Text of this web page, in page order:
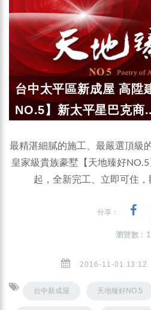
台中太平區新成屋 高陞
NO.5】新太平星巴克商
最精湛細膩的施工、最嚴選頂級
皇家級貴族豪墅【天地臻好
起，全新完工、立即可住，
分享：
瀏覽數 :
2016-11-01 13:12
台中新成屋 天地臻好NO.5